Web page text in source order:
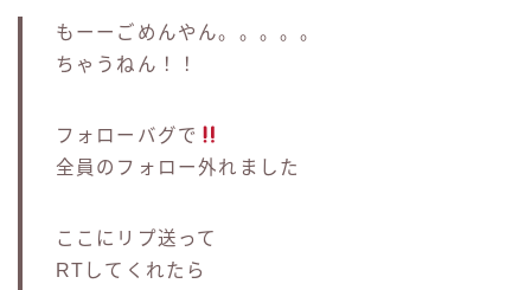
もーーごめんやん。。。。。
ちゃうねん！！
フォローバグで
全員のフォロー外れました
ここにリプ送って
RTしてくれたら